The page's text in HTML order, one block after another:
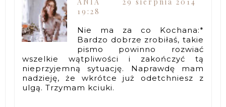
19:28
Nie ma za co Kochana:*
Bardzo dobrze zrobiłaś, takie
pismo powinno rozwiać
wszelkie wątpliwości i zakończyć tą
nieprzyjemną sytuację. Naprawdę mam
nadzieję, że wkrótce już odetchniesz z
ulgą. Trzymam kciuki.